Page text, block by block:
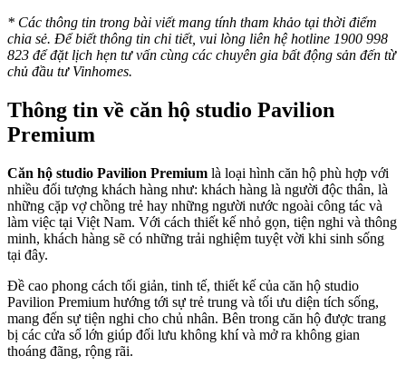
* Các thông tin trong bài viết mang tính tham khảo tại thời điểm
chia sẻ. Để biết thông tin chi tiết, vui lòng liên hệ hotline 1900 998
823 để đặt lịch hẹn tư vấn cùng các chuyên gia bất động sản đến từ
chủ đầu tư Vinhomes.
Thông tin về căn hộ studio Pavilion
Premium
Căn hộ studio Pavilion Premium là loại hình căn hộ phù hợp với
nhiều đối tượng khách hàng như: khách hàng là người độc thân, là
những cặp vợ chồng trẻ hay những người nước ngoài công tác và
làm việc tại Việt Nam. Với cách thiết kế nhỏ gọn, tiện nghi và thông
minh, khách hàng sẽ có những trải nghiệm tuyệt vời khi sinh sống
tại đây.
Đề cao phong cách tối giản, tinh tế, thiết kế của căn hộ studio
Pavilion Premium hướng tới sự trẻ trung và tối ưu diện tích sống,
mang đến sự tiện nghi cho chủ nhân. Bên trong căn hộ được trang
bị các cửa sổ lớn giúp đối lưu không khí và mở ra không gian
thoáng đãng, rộng rãi.